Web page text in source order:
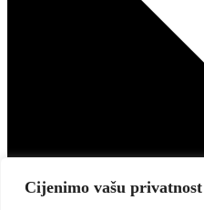
Cijenimo vašu privatnost